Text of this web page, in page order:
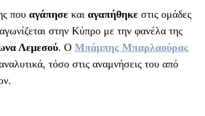
που αγάπησε και αγαπήθηκε στις ομάδες
στην Κύπρο με την φανέλα της
Λεμεσού. Ο Μπάμπης Μπαρλαούρας
τόσο στις αναμνήσεις του από